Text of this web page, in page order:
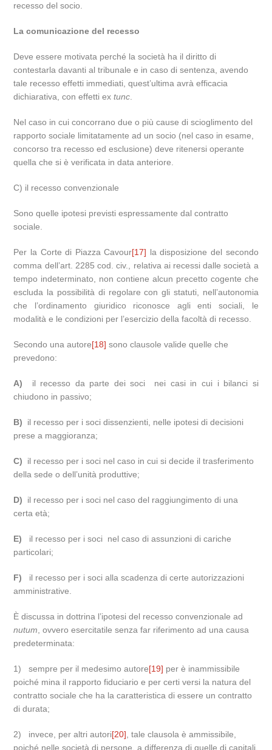
recesso del socio.
La comunicazione del recesso
Deve essere motivata perché la società ha il diritto di
contestarla davanti al tribunale e in caso di sentenza, avendo
tale recesso effetti immediati, quest’ultima avrà efficacia
dichiarativa, con effetti extunc.
Nel caso in cui concorrano due o più cause di scioglimento del
rapporto sociale limitatamente ad un socio (nel caso in esame,
concorso tra recesso ed esclusione) deve ritenersi operante
quella che si è verificata in data anteriore.
C) il recesso convenzionale
Sono quelle ipotesi previsti espressamente dal contratto
sociale.
Per la Corte di Piazza Cavour[17] la disposizione del secondo
comma dell’art. 2285 cod. civ., relativa ai recessi dalle società a
tempo indeterminato, non contiene alcun precetto cogente che
escluda la possibilità di regolare con gli statuti, nell’autonomia
che l’ordinamento giuridico riconosce agli enti sociali, le
modalità e le condizioni per l’esercizio della facoltà di recesso.
Secondo una autore[18] sono clausole valide quelle che
prevedono:
A) il recesso da parte dei soci nei casi in cui i bilanci si
chiudono in passivo;
B) il recesso per i soci dissenzienti, nelle ipotesi di decisioni
prese a maggioranza;
C) il recesso per i soci nel caso in cui si decide il trasferimento
della sede o dell’unità produttive;
D) il recesso per i soci nel caso del raggiungimento di una
certa età;
E) il recesso per i soci nel caso di assunzioni di cariche
particolari;
F) il recesso per i soci alla scadenza di certe autorizzazioni
amministrative.
È discussa in dottrina l’ipotesi del recesso convenzionale ad
nutum, ovvero esercitatile senza far riferimento ad una causa
predeterminata:
1) sempre per il medesimo autore[19] per è inammissibile
poiché mina il rapporto fiduciario e per certi versi la natura del
contratto sociale che ha la caratteristica di essere un contratto
di durata;
2) invece, per altri autori[20], tale clausola è ammissibile,
poiché nelle società di persone, a differenza di quelle di capitali,